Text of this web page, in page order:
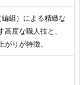
組）による精緻な
度な職人技と、
りが特徴。